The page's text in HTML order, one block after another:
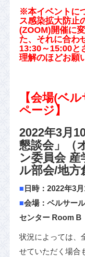
※本イベントに
ス感染拡大防止
(ZOOM)開催に
た、それに合わ
13:30～15:00と
理解のほどお願
【会場(ベ
ページ】
2022年3月
懇談会」（
ン委員会
ル部会/地方
■ 日時：2022年3月
■会場：ベルサー
センター Room B
状況によっては、
せていただく場合